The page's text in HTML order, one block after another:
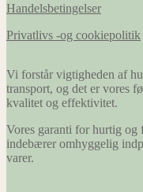
Handelsbetingelser
Privatlivs -og cookiepolitik
Vi forstår vigtigheden af
transport, og det er vores
kvalitet og effektivitet.
Vores garanti for hurtig og
indebærer omhyggelig
varer.